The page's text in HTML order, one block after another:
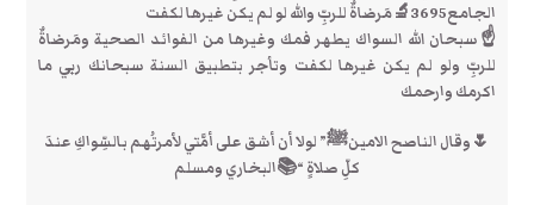
الجامع3695🔬مَرضاةٌ للربِّ والله لو لم يكن غيرها لكفت
☝سبحان الله السواك يطهر فمك وغيرها من الفوائد الصحية ومَرضاةٌ
للربِّ ولو لم يكن غيرها لكفت وتأجر بتطبيق السنة سبحانك ربي ما
اكرمك وارحمك
🌷وقال الناصح الامينﷺ” لولا أن أشق على أمَّتي لأمرتُهم بالسِّواكِ عندَ
كلِّ صلاةٍ “📚البخاري ومسلم